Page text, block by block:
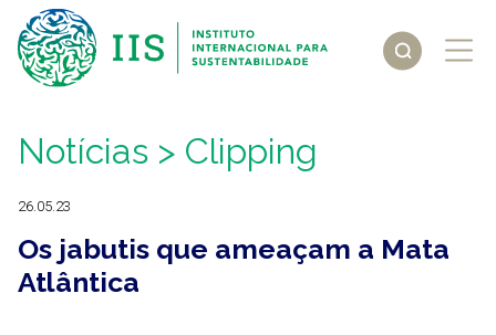
Notícias > Clipping
26.05.23
Os jabutis que ameaçam a Mata
Atlântica